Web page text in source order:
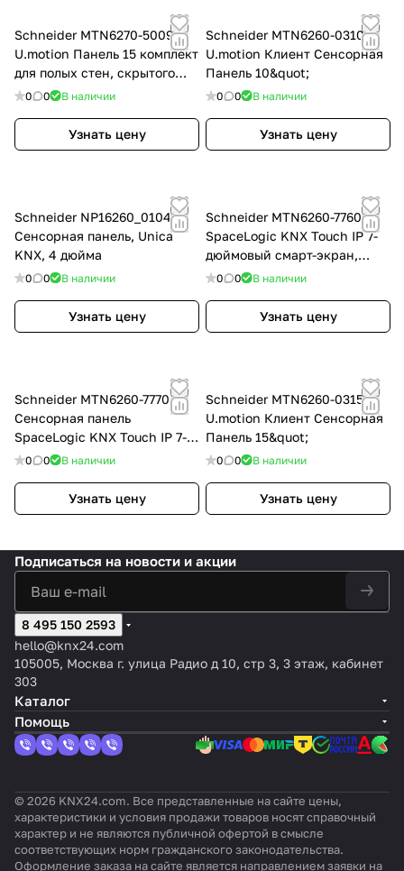
Schneider MTN6270-5009
U.motion Панель 15 комплект
для полых стен, скрытого
монтажа
0 0 В наличии
Узнать цену
Schneider MTN6260-0310
U.motion Клиент Сенсорная
Панель 10&quot;
0 0 В наличии
Узнать цену
Schneider NP16260_0104
Сенсорная панель, Unica
KNX, 4 дюйма
0 0 В наличии
Узнать цену
Schneider MTN6260-7760
SpaceLogic KNX Touch IP 7-
дюймовый смарт-экран,
черный
0 0 В наличии
Узнать цену
Schneider MTN6260-7770
Сенсорная панель
SpaceLogic KNX Touch IP 7-
дюймовый смарт-экран,
0 0 В наличии
Узнать цену
Schneider MTN6260-0315
U.motion Клиент Сенсорная
Панель 15&quot;
0 0 В наличии
Узнать цену
Подписаться на новости и акции
8 495 150 2593
hello@knx24.com
105005, Москва г. улица Радио д 10, стр 3, 3 этаж, кабинет
303
Каталог
Помощь
© 2026 KNX24.com. Все представленные на сайте цены,
характеристики и условия продажи товаров носят справочный
характер и не являются публичной офертой в смысле
соответствующих норм гражданского законодательства.
Оформление заказа на сайте является направлением заявки на